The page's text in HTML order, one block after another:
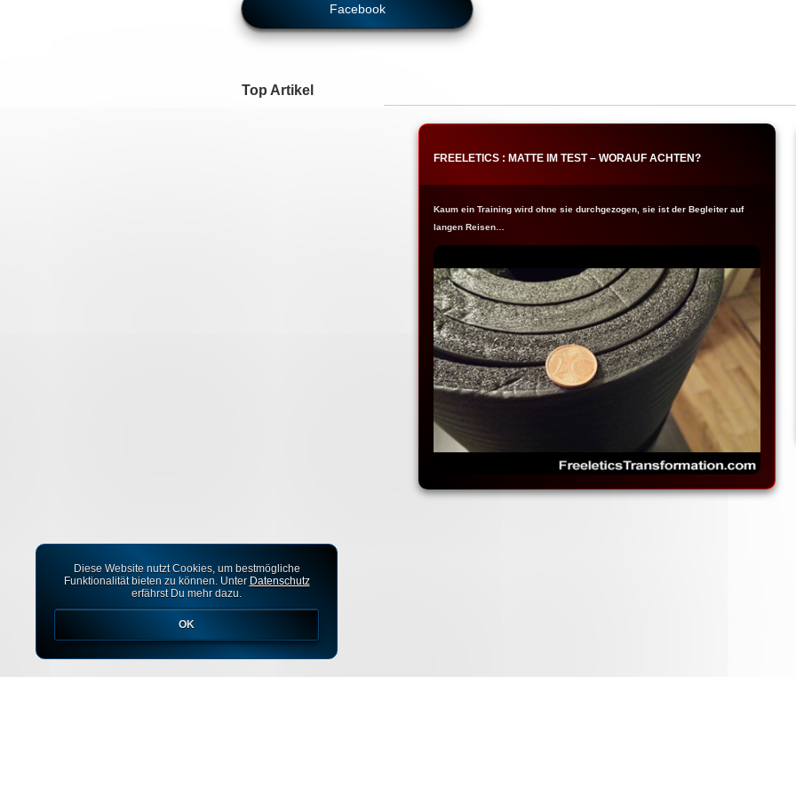
Facebook
Top Artikel
FREELETICS : MATTE IM TEST – WORAUF ACHTEN?
Kaum ein Training wird ohne sie durchgezogen, sie ist der Begleiter auf
langen Reisen…
Diese Website nutzt Cookies, um bestmögliche
Funktionalität bieten zu können. Unter Datenschutz
erfährst Du mehr dazu.
OK